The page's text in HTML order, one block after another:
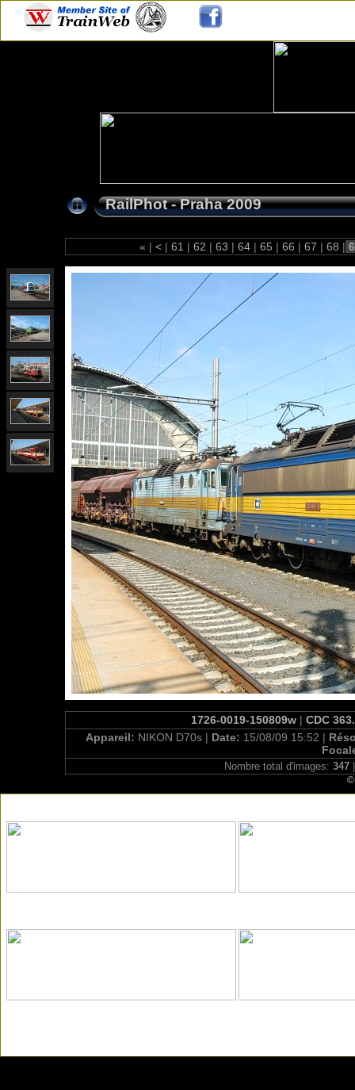
RailPhot - Praha 2009
« | < | 61 | 62 | 63 | 64 | 65 | 66 | 67 | 68 |
1726-0019-150809w | CDC
Appareil: NIKON D70s | Date: 15/08/09 15:52 |
Nombre total d'images: 347|
©